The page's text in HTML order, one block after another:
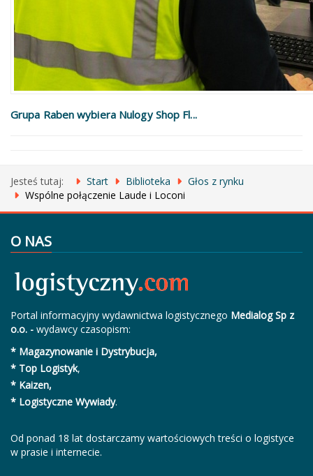
Grupa Raben wybiera Nulogy Shop Fl...
Jesteś tutaj: Start Biblioteka
Głos z rynku
Wspólne połączenie Laude i Loconi
O NAS
Portal informacyjny wydawnictwa logistycznego Medialog Sp z
o.o. - wydawcy czasopism:
* Magazynowanie i Dystrybucja,
* Top Logistyk,
* Kaizen,
* Logistyczne Wywiady.
Od ponad 18 lat dostarczamy wartościowych treści o logistyce
w prasie i internecie.